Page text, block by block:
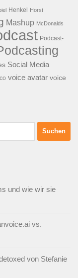
Henkel Horst
Mashup McDonalds
Podcast-
Social Media
voice avatar voice
und wie wir sie
vs.
von Stefanie